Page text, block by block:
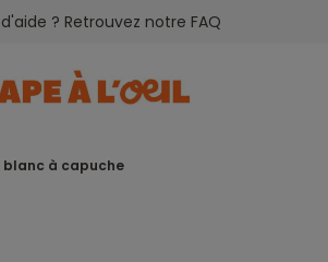
? Retrouvez notre FAQ
blanc à capuche